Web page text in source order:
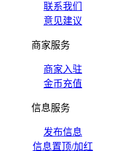
联系我们
意见建议
商家服务
商家入驻
金币充值
信息服务
发布信息
信息置顶/加红